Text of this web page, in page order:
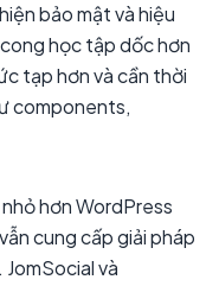
bảo mật và hiệu
học tập dốc hơn
tạp hơn và cần thời
components,
hơn WordPress
cung cấp giải pháp
và